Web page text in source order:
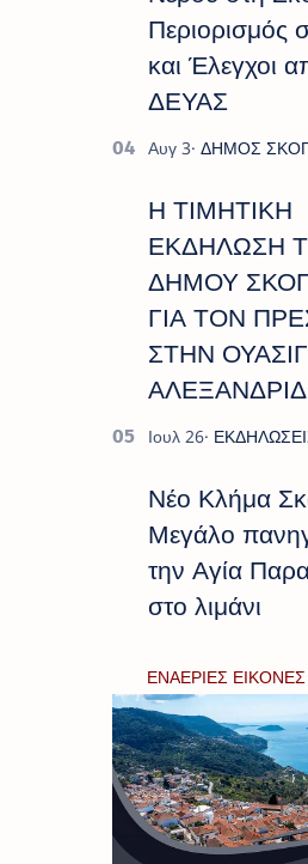
Περιορισμός
και Έλεγχοι
ΔΕΥΑΣ
Η ΤΙΜΗΤΙΚΗ
ΕΚΔΗΛΩΣΗ
ΔΗΜΟΥ
ΓΙΑ ΤΟΝ
ΣΤΗΝ
Νέο Κλήμα
Μεγάλο
την Αγία
στο λιμάνι
ΕΝΑΕΡΙΕΣ